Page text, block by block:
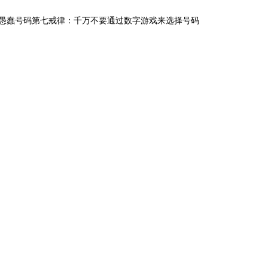
蠢号码第七戒律：千万不要通过数字游戏来选择号码